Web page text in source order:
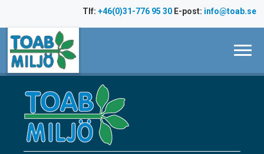
innhold
Tlf: +46(0)31-776 95 30 E-post: info@toab.se